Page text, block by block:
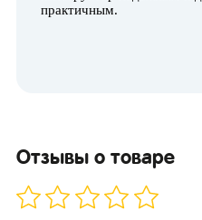
практичным.
Отзывы о товаре